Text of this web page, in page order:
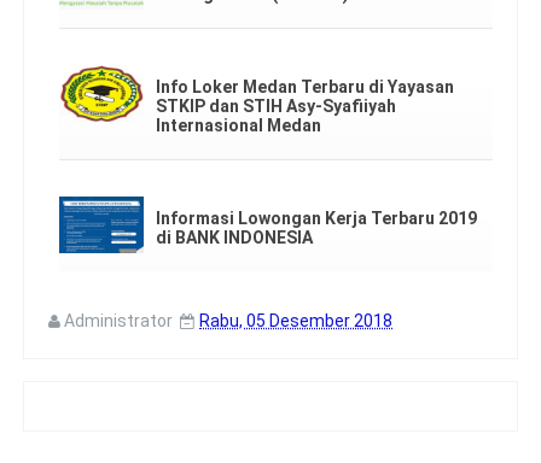
Info Loker Medan Terbaru di Yayasan
STKIP dan STIH Asy-Syafiiyah
Internasional Medan
Informasi Lowongan Kerja Terbaru 2019
di BANK INDONESIA
Administrator Rabu, 05 Desember 2018